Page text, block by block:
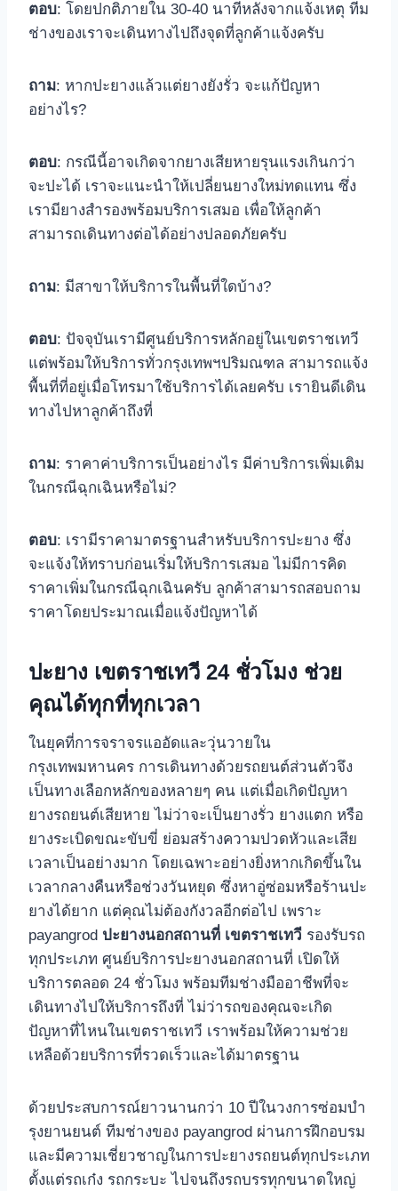
ตอบ: โดยปกติภายใน 30-40 นาทีหลังจากแจ้งเหตุ ทีม
ช่างของเราจะเดินทางไปถึงจุดที่ลูกค้าแจ้งครับ
ถาม: หากปะยางแล้วแต่ยางยังรั่ว จะแก้ปัญหา
อย่างไร?
ตอบ: กรณีนี้อาจเกิดจากยางเสียหายรุนแรงเกินกว่า
จะปะได้ เราจะแนะนำให้เปลี่ยนยางใหม่ทดแทน ซึ่ง
เรามียางสำรองพร้อมบริการเสมอ เพื่อให้ลูกค้า
สามารถเดินทางต่อได้อย่างปลอดภัยครับ
ถาม: มีสาขาให้บริการในพื้นที่ใดบ้าง?
ตอบ: ปัจจุบันเรามีศูนย์บริการหลักอยู่ในเขตราชเทวี
แต่พร้อมให้บริการทั่วกรุงเทพฯปริมณฑล สามารถแจ้ง
พื้นที่ที่อยู่เมื่อโทรมาใช้บริการได้เลยครับ เรายินดีเดิน
ทางไปหาลูกค้าถึงที่
ถาม: ราคาค่าบริการเป็นอย่างไร มีค่าบริการเพิ่มเติม
ในกรณีฉุกเฉินหรือไม่?
ตอบ: เรามีราคามาตรฐานสำหรับบริการปะยาง ซึ่ง
จะแจ้งให้ทราบก่อนเริ่มให้บริการเสมอ ไม่มีการคิด
ราคาเพิ่มในกรณีฉุกเฉินครับ ลูกค้าสามารถสอบถาม
ราคาโดยประมาณเมื่อแจ้งปัญหาได้
ปะยาง เขตราชเทวี 24 ชั่วโมง ช่วย
คุณได้ทุกที่ทุกเวลา
ในยุคที่การจราจรแออัดและวุ่นวายใน
กรุงเทพมหานคร การเดินทางด้วยรถยนต์ส่วนตัวจึง
เป็นทางเลือกหลักของหลายๆ คน แต่เมื่อเกิดปัญหา
ยางรถยนต์เสียหาย ไม่ว่าจะเป็นยางรั่ว ยางแตก หรือ
ยางระเบิดขณะขับขี่ ย่อมสร้างความปวดหัวและเสีย
เวลาเป็นอย่างมาก โดยเฉพาะอย่างยิ่งหากเกิดขึ้นใน
เวลากลางคืนหรือช่วงวันหยุด ซึ่งหาอู่ซ่อมหรือร้านปะ
ยางได้ยาก แต่คุณไม่ต้องกังวลอีกต่อไป เพราะ
payangrod ปะยางนอกสถานที่ เขตราชเทวี รองรับรถ
ทุกประเภท ศูนย์บริการปะยางนอกสถานที่ เปิดให้
บริการตลอด 24 ชั่วโมง พร้อมทีมช่างมืออาชีพที่จะ
เดินทางไปให้บริการถึงที่ ไม่ว่ารถของคุณจะเกิด
ปัญหาที่ไหนในเขตราชเทวี เราพร้อมให้ความช่วย
เหลือด้วยบริการที่รวดเร็วและได้มาตรฐาน
ด้วยประสบการณ์ยาวนานกว่า 10 ปีในวงการซ่อมบํา
รุงยานยนต์ ทีมช่างของ payangrod ผ่านการฝึกอบรม
และมีความเชี่ยวชาญในการปะยางรถยนต์ทุกประเภท
ตั้งแต่รถเก๋ง รถกระบะ ไปจนถึงรถบรรทุกขนาดใหญ่